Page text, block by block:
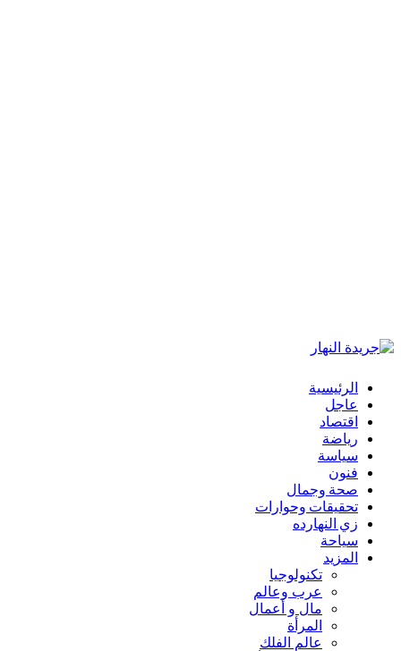
الرئيسية
عاجل
اقتصاد
رياضة
سياسة
فنون
صحة وجمال
تحقيقات وحوارات
زي النهارده
سياحة
المزيد
تكنولوجيا
عرب وعالم
مال و أعمال
المرأة
عالم الفلك